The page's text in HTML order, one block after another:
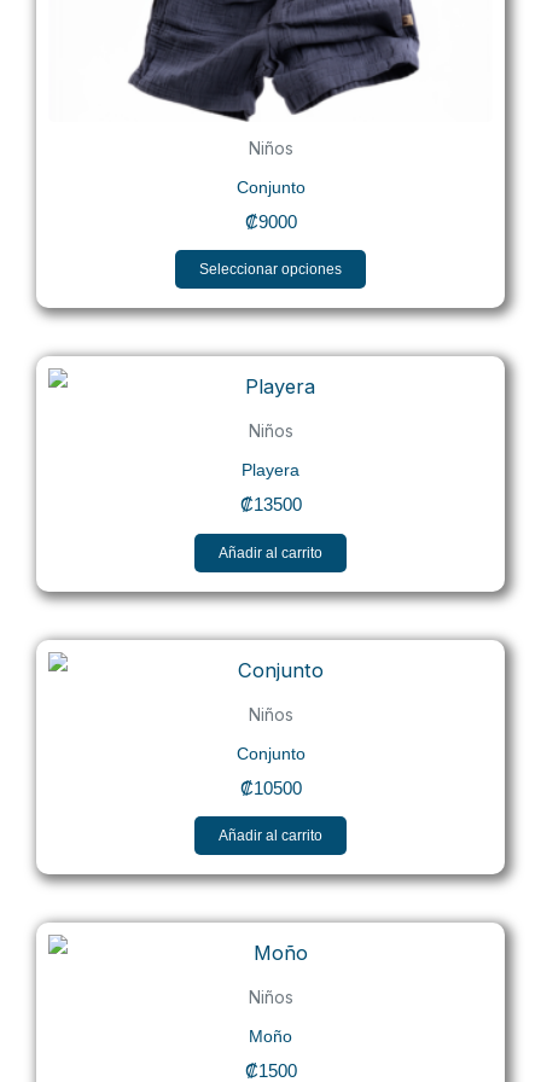
Niños
Conjunto
₡9000
Seleccionar opciones
elegir
en
la
Niños
Playera
₡13500
Añadir al carrito
Niños
Conjunto
₡10500
Añadir al carrito
Niños
Moño
₡1500